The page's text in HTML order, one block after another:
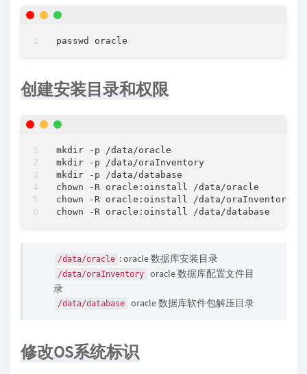
创建安装目录和权限
mkdir - p /data /oracle
mkdir
- p /data /oraInventory
mkdir
- p /data /database
chown
- R oracle:oinstall /data /oracle
chown
- R oracle:oinstall /data /oraInventory
chown
- R oracle:oinstall /data /
/data/oracle : oracle 数据库安装目录
/data/oraInventory
oracle 数据库配置文件目
录
/data/database oracle 数据库软件包解压目录
修改OS系统标识